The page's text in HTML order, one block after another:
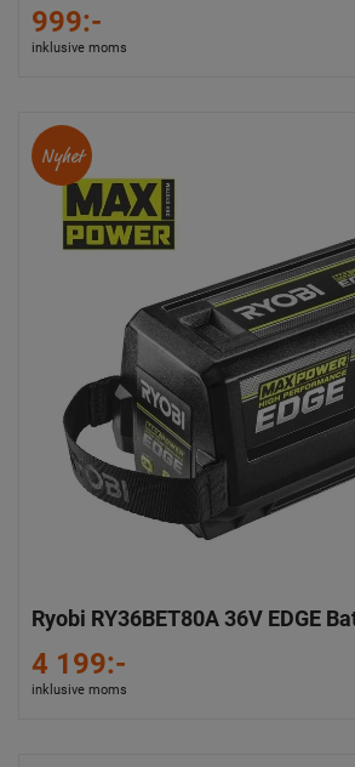
999:-
inklusive moms
Nyhet
Ryobi RY36BET80A 36V EDGE
4 199:-
inklusive moms